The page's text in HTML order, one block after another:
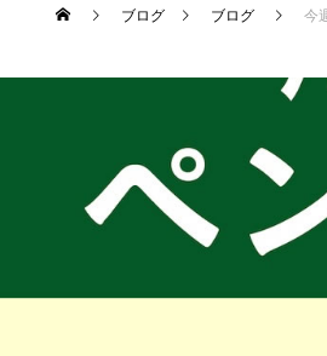
ブログ ブログ 今